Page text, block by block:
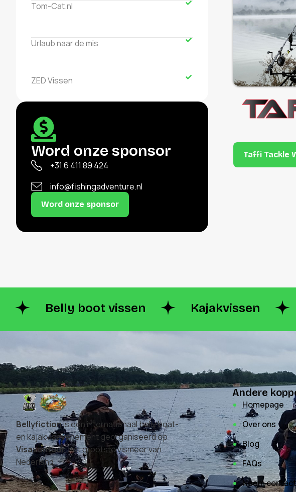
Tom-Cat.nl
Urlaub naar de mis
ZED Vissen
Word onze sponsor
+31 6 411 89 424
info@fishingadventure.nl
Word onze sponsor
Taffi Tackle
Belly boot vissen Kajakvissen
Bellyfictionis een internationaal belly boat-
en kajakvisevenement georganiseerd op
Visavontuur, het grootste vismeer van
Nederland.
Andere
Homepage
Over ons
Blog
FAQs
Neem